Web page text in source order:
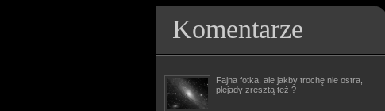
Komentarze
Fajna fotka, ale jakby trochę nie ostra,
plejady zresztą też ?